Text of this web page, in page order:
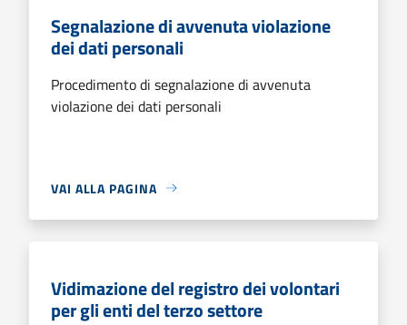
Segnalazione di avvenuta violazione
dei dati personali
Procedimento di segnalazione di avvenuta
violazione dei dati personali
VAI ALLA PAGINA
Vidimazione del registro dei volontari
per gli enti del terzo settore